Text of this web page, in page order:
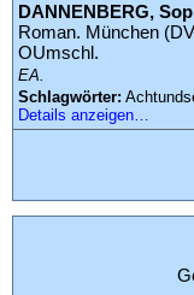
Warenkorb
AGB
Widerruf
Datenschutz
DANNENBERG,
Roman. München
OUmschl.
EA.
Schlagwörter:
Details anzeigen…